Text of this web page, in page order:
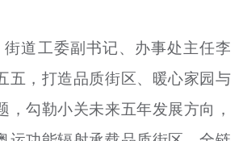
道工委副书记、办事处主任李
五，打造品质街区、暖心家园与
，勾勒小关未来五年发展方向，